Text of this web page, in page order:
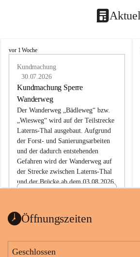
L
vor 1 Woche
Kundmachung
30.07.2026
Kundmachung Sperre
Wanderweg
Der Wanderweg „Bädleweg“ bzw.
„Wiesweg“ wird auf der Teilstrecke
Laterns-Thal ausgebaut. Aufgrund
der Forst- und Sanierungsarbeiten
und der dadurch entstehenden
Gefahren wird der Wanderweg auf
der Strecke zwischen Laterns-Thal
und der Brücke ab dem 03.08.2026
ht
1 Seite•0,1 MB
Öffnungszeiten
Geschlossen